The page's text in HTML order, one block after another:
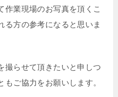
作業現場のお写真を頂くこ
る方の参考になると思いま
撮らせて頂きたいと申しつ
ご協力をお願いします。